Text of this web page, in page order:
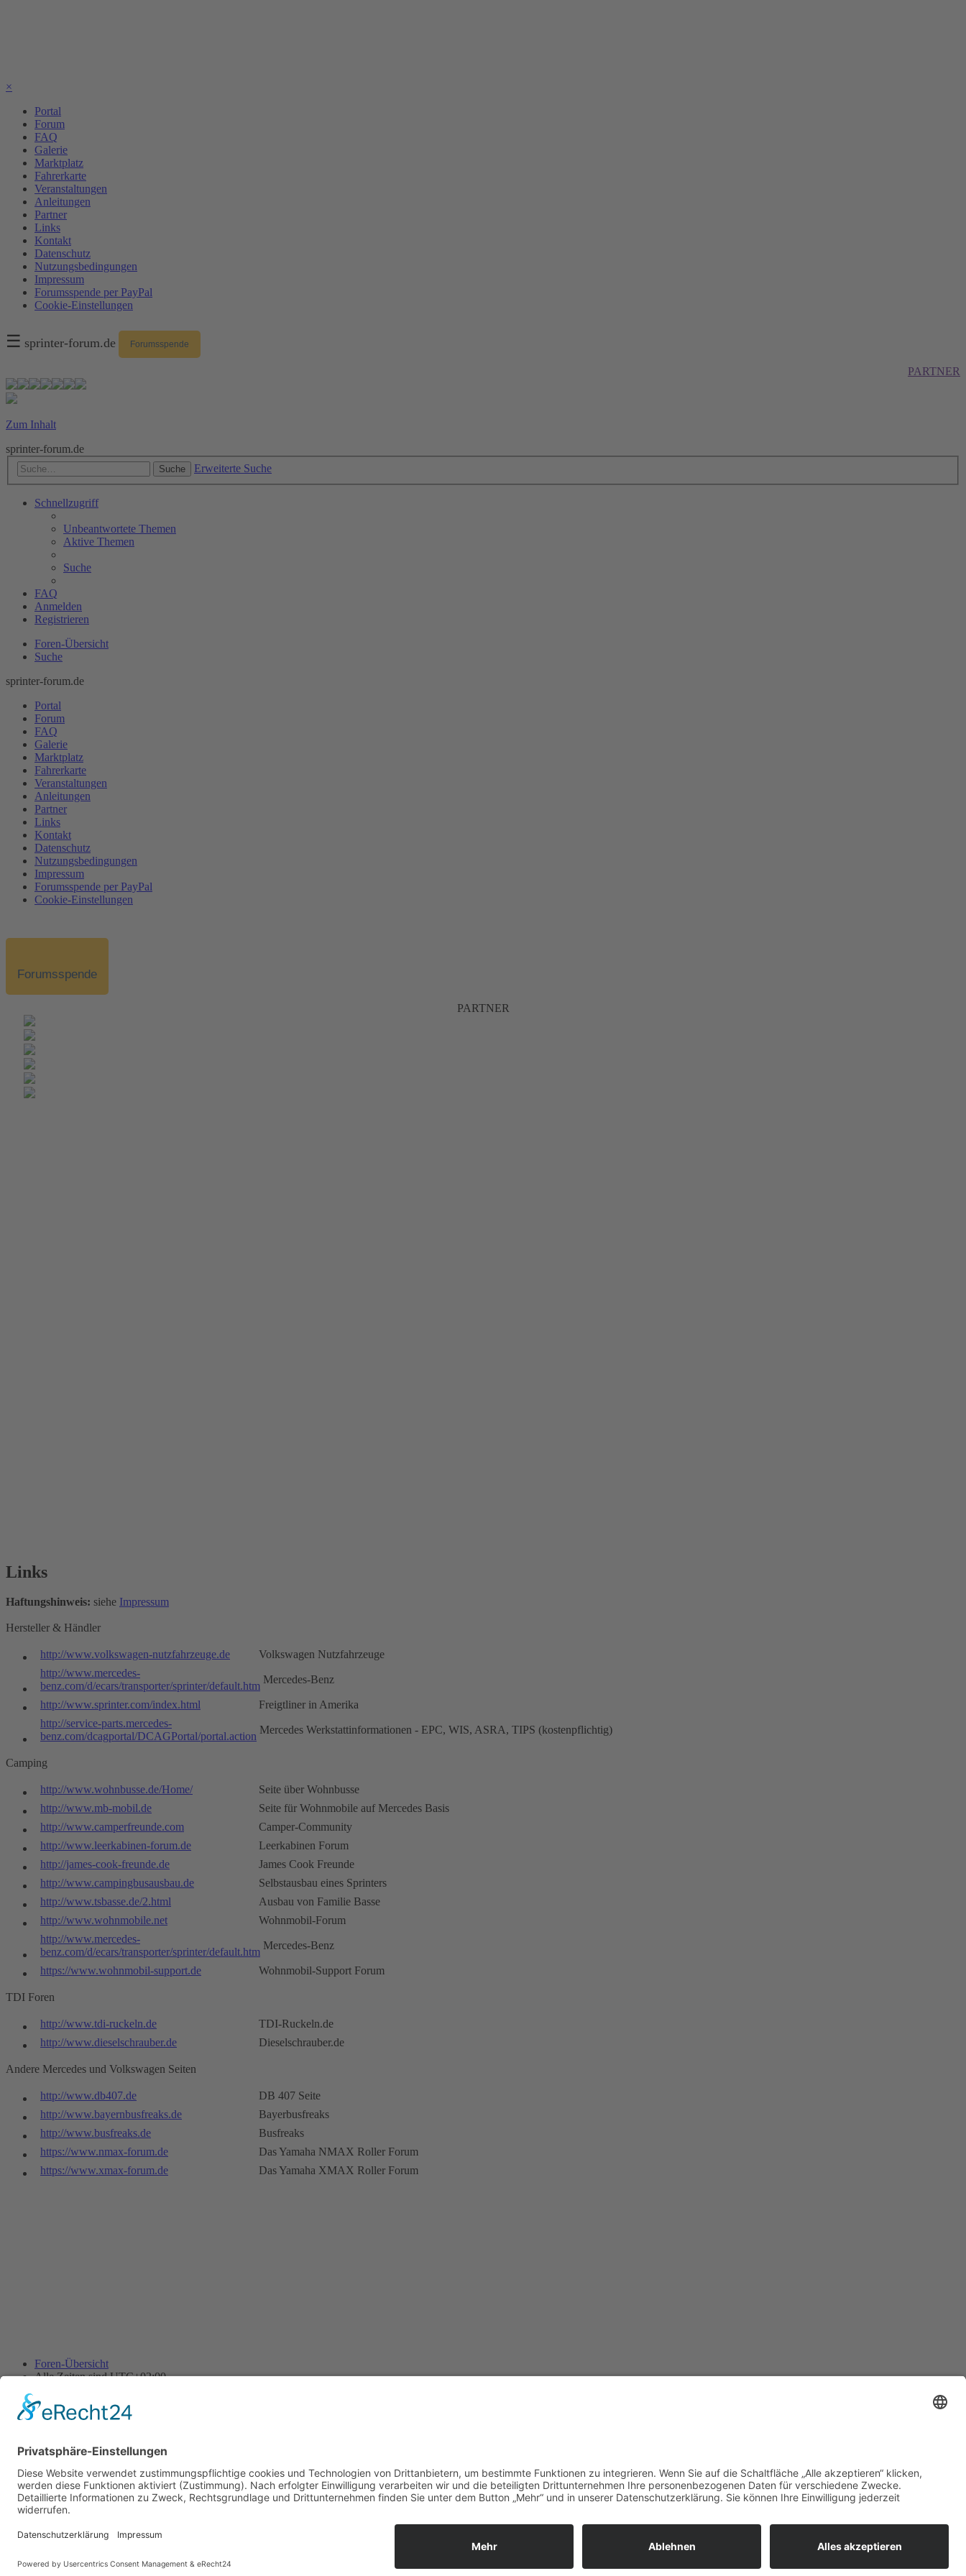
×
Portal
Forum
FAQ
Galerie
Marktplatz
Fahrerkarte
Veranstaltungen
Anleitungen
Partner
Links
Kontakt
Datenschutz
Nutzungsbedingungen
Impressum
Forumsspende per PayPal
Cookie-Einstellungen
☰ sprinter-forum.de Forumsspende
PARTNER
Zum Inhalt
sprinter-forum.de
Suche Erweiterte Suche
Schnellzugriff
Unbeantwortete Themen
Aktive Themen
Suche
FAQ
Anmelden
Registrieren
Foren-Übersicht
Suche
sprinter-forum.de
Portal
Forum
FAQ
Galerie
Marktplatz
Fahrerkarte
Veranstaltungen
Anleitungen
Partner
Links
Kontakt
Datenschutz
Nutzungsbedingungen
Impressum
Forumsspende per PayPal
Cookie-Einstellungen
Forumsspende
PARTNER
Links
Haftungshinweis: siehe Impressum
Hersteller & Händler
http://www.volkswagen-nutzfahrzeuge.de
Volkswagen Nutzfahrzeuge
http://www.mercedes-
benz.com/d/ecars/transporter/sprinter/default.htm
Mercedes-Benz
http://www.sprinter.com/index.html
Freigtliner in Amerika
http://service-parts.mercedes-
benz.com/dcagportal/DCAGPortal/portal.action
Mercedes Werkstattinformationen - EPC, WIS, ASRA, TIPS (kostenpflichtig)
Camping
http://www.wohnbusse.de/Home/
Seite über Wohnbusse
http://www.mb-mobil.de
Seite für Wohnmobile auf Mercedes Basis
http://www.camperfreunde.com
Camper-Community
http://www.leerkabinen-forum.de
Leerkabinen Forum
http://james-cook-freunde.de
James Cook Freunde
http://www.campingbusausbau.de
Selbstausbau eines Sprinters
http://www.tsbasse.de/2.html
Ausbau von Familie Basse
http://www.wohnmobile.net
Wohnmobil-Forum
http://www.mercedes-
benz.com/d/ecars/transporter/sprinter/default.htm
Mercedes-Benz
https://www.wohnmobil-support.de Wohnmobil-Support Forum
TDI Foren
http://www.tdi-ruckeln.de
TDI-Ruckeln.de
http://www.dieselschrauber.de
Dieselschrauber.de
Andere Mercedes und Volkswagen Seiten
http://www.db407.de
DB 407 Seite
http://www.bayernbusfreaks.de
Bayerbusfreaks
http://www.busfreaks.de
Busfreaks
https://www.nmax-forum.de
Das Yamaha NMAX Roller Forum
https://www.xmax-forum.de
Das Yamaha XMAX Roller Forum
Foren-Übersicht
Alle Zeiten sindUTC+02:00
Powered byphpBB® Forum Software © phpBB Limited
Datenschutz |Nutzungsbedingungen
Time: 0.009s| Peak Memory Usage: 10.11 MiB | GZIP: Off